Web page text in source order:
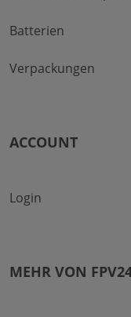
Batterien
Verpackungen
ACCOUNT
Login
MEHR VON